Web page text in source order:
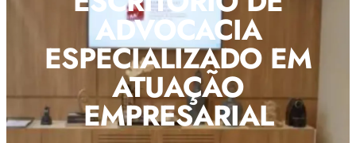
ADVOCACIA
ESPECIALIZADO EM
ATUAÇÃO
EMPRESARIAL